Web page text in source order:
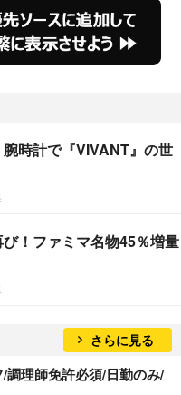
腕時計で『VIVANT』の世
！ファミマ名物45％増量
さらに見る
/調理師免許必須/日勤のみ/